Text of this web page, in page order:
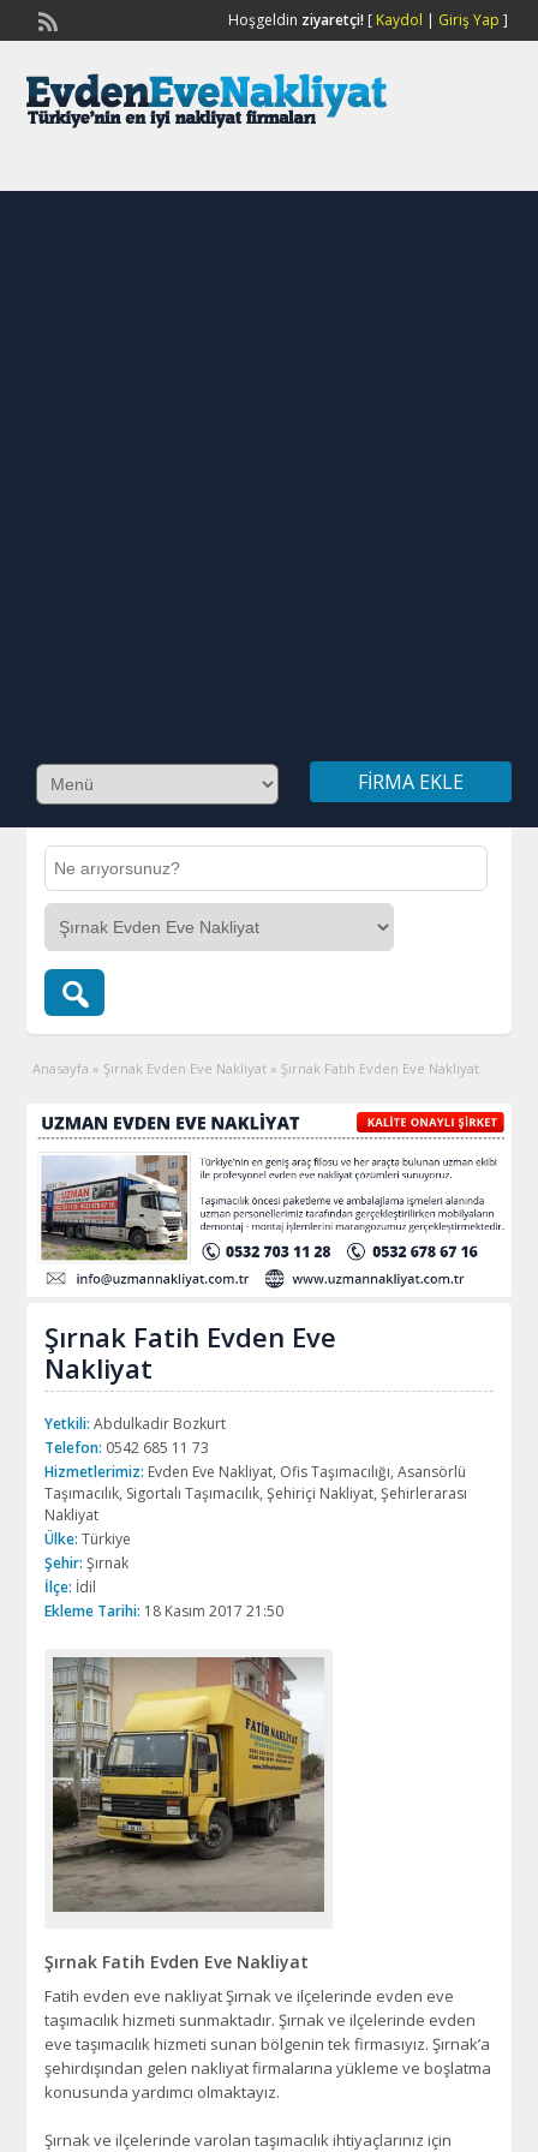
Hoşgeldin ziyaretçi![ Kaydol | Giriş Yap ]
FIRMA EKLE
Anasayfa » Şırnak Evden Eve Nakliyat » Şırnak Fatih Evden Eve Nakliyat
Şırnak Fatih Evden Eve
Nakliyat
Yetkili: Abdulkadir Bozkurt
Telefon: 0542 685 11 73
Hizmetlerimiz: Evden Eve Nakliyat, Ofis Taşımacılığı, Asansörlü
Taşımacılık, Sigortalı Taşımacılık, Şehiriçi Nakliyat, Şehirlerarası
Nakliyat
Ülke: Türkiye
Şehir: Şırnak
İlçe: İdil
Ekleme Tarihi: 18 Kasım 2017 21:50
Şırnak Fatih Evden Eve Nakliyat
Fatih evden eve nakliyat Şırnak ve ilçelerinde evden eve
taşımacılık hizmeti sunmaktadır. Şırnak ve ilçelerinde evden
eve taşımacılık hizmeti sunan bölgenin tek firmasıyız. Şırnak’a
şehirdışından gelen nakliyat firmalarına yükleme ve boşlatma
konusunda yardımcı olmaktayız.
Şırnak ve ilçelerinde varolan taşımacılık ihtiyaçlarınız için